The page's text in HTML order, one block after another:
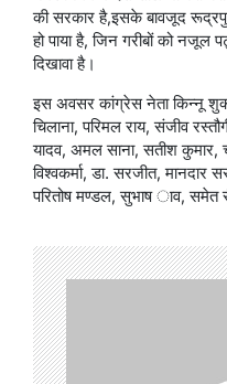
की सरकार है,इसके बावजूद
हो पाया है, जिन गरीबों को नजूल
दिखावा है।
इस अवसर कांग्रेस नेता किन्नू
चिलाना, परिमल राय, संजीव
यादव, अमल साना, सतीश कुमार,
विश्वकर्मा, डा. सरजीत, मानदार
परितोष मण्डल, सुभाष ाव, समेत